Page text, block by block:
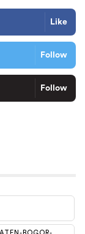
Like
Follow
Follow